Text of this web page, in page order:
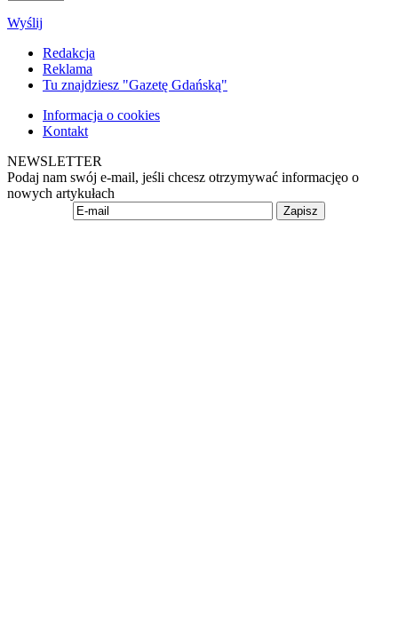
Wyślij
Redakcja
Reklama
Tu znajdziesz "Gazetę Gdańską"
Informacja o cookies
Kontakt
NEWSLETTER
Podaj nam swój e-mail, jeśli chcesz otrzymywać informacjęo o
nowych artykułach
Zapisz